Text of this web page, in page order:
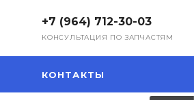
+7 (964) 712-30-03
КОНСУЛЬТАЦИЯ ПО ЗАПЧАСТЯМ
КОНТАКТЫ